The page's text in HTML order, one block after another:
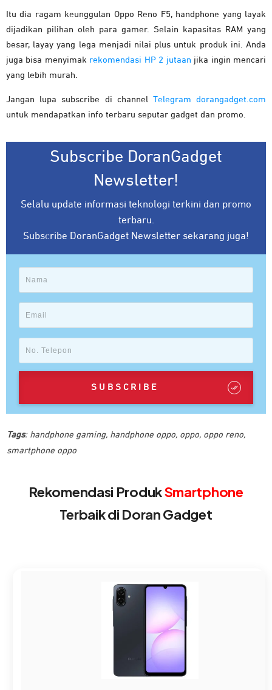
Itu dia ragam keunggulan Oppo Reno F5, handphone yang layak
dijadikan pilihan oleh para gamer. Selain kapasitas RAM yang
besar, layay yang lega menjadi nilai plus untuk produk ini. Anda
juga bisa menyimak rekomendasi HP 2 jutaan jika ingin mencari
yang lebih murah.
Jangan lupa subscribe di channel Telegram dorangadget.com
untuk mendapatkan info terbaru seputar gadget dan promo.
Subscribe DoranGadget
Newsletter!
Selalu update informasi teknologi terkini dan promo
terbaru.
Subscribe DoranGadget Newsletter sekarang juga!
SUBSCRIBE
Tags: handphone gaming, handphone oppo, oppo, oppo reno,
smartphone oppo
Rekomendasi ProdukSmartphone
Terbaik di Doran Gadget